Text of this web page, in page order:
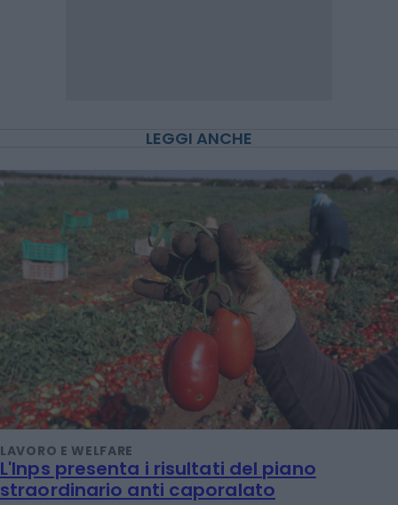
LEGGI ANCHE
LAVORO E WELFARE
L'Inps presenta i risultati del piano
straordinario anti caporalato